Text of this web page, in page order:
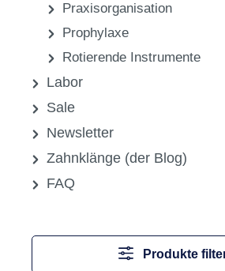
Praxisorganisation
Prophylaxe
Rotierende Instrumente
Labor
Sale
Newsletter
Zahnklänge (der Blog)
FAQ
Produkte